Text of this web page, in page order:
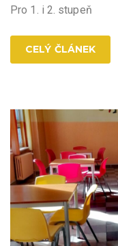
Pro 1. i 2. stupeň
CELÝ ČLÁNEK